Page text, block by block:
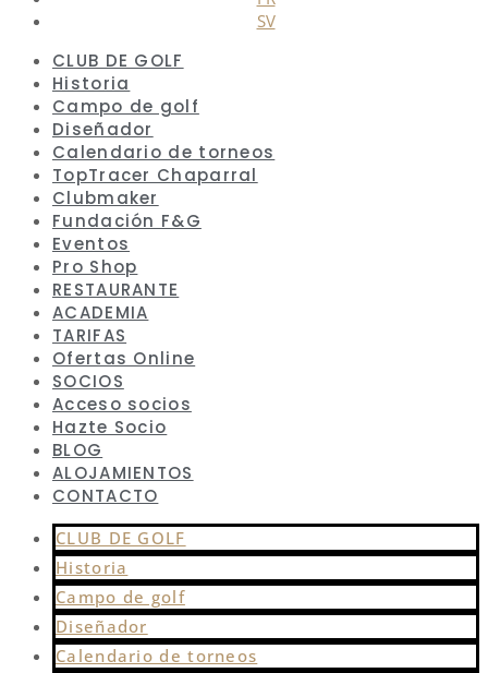
SV
CLUB DE GOLF
Historia
Campo de golf
Diseñador
Calendario de torneos
TopTracer Chaparral
Clubmaker
Fundación F&G
Eventos
Pro Shop
RESTAURANTE
ACADEMIA
TARIFAS
Ofertas Online
SOCIOS
Acceso socios
Hazte Socio
BLOG
ALOJAMIENTOS
CONTACTO
CLUB DE GOLF
Historia
Campo de golf
Diseñador
Calendario de torneos